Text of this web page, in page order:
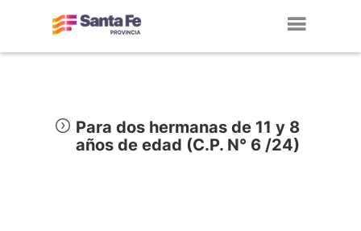
Para dos hermanas de 11 y 8
años de edad (C.P. N° 6 /24)